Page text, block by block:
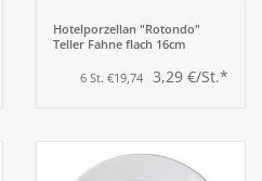
Hotelporzellan "Rotondo"
Teller Fahne flach 16cm
6 St. €19,74 3,29 €/St.*